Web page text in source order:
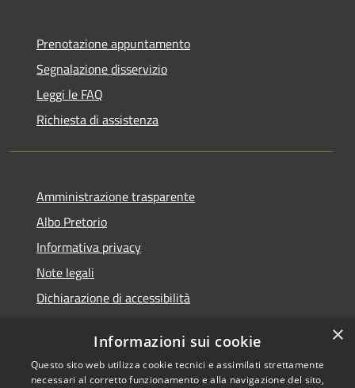
Prenotazione appuntamento
Segnalazione disservizio
Leggi le FAQ
Richiesta di assistenza
Amministrazione trasparente
Albo Pretorio
Informativa privacy
Note legali
Dichiarazione di accessibilità
RSS
Copyright © 2026 • Comune di
×
Informazioni sui cookie
Questo sito web utilizza cookie tecnici e assimilati strettamente
necessari al corretto funzionamento e alla navigazione del sito,